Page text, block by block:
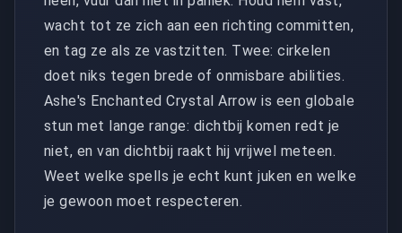
wacht tot ze zich aan een richting committen,
en tag ze als ze vastzitten. Twee: cirkelen
doet niks tegen brede of onmisbare abilities.
Ashe's Enchanted Crystal Arrow is een globale
stun met lange range: dichtbij komen redt je
niet, en van dichtbij raakt hij vrijwel meteen.
Weet welke spells je echt kunt juken en welke
je gewoon moet respecteren.